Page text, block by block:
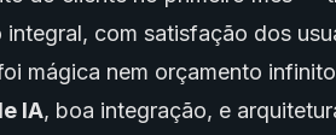
com satisfação dos
mágica nem orçamento
IA, boa integração, e